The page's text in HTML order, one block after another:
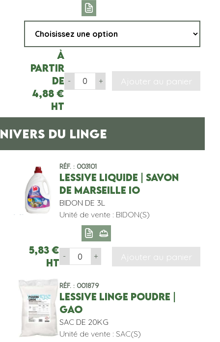
À
partir
de
4,88 €
HT
- + Ajouter au panier
DU LINGE
Réf. : 003101
LESSIVE LIQUIDE | SAVON
DE MARSEILLE IO
BIDON DE 3L
Unité de vente : BIDON(S)
5,83 €
HT
- + Ajouter au panier
Réf. : 001879
LESSIVE LINGE POUDRE |
GAO
SAC DE 20KG
Unité de vente : SAC(S)